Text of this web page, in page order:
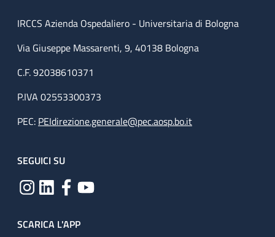
IRCCS Azienda Ospedaliero - Universitaria di Bologna
Via Giuseppe Massarenti, 9, 40138 Bologna
C.F. 92038610371
P.IVA 02553300373
PEC: PEIdirezione.generale@pec.aosp.bo.it
SEGUICI SU
SCARICA L'APP